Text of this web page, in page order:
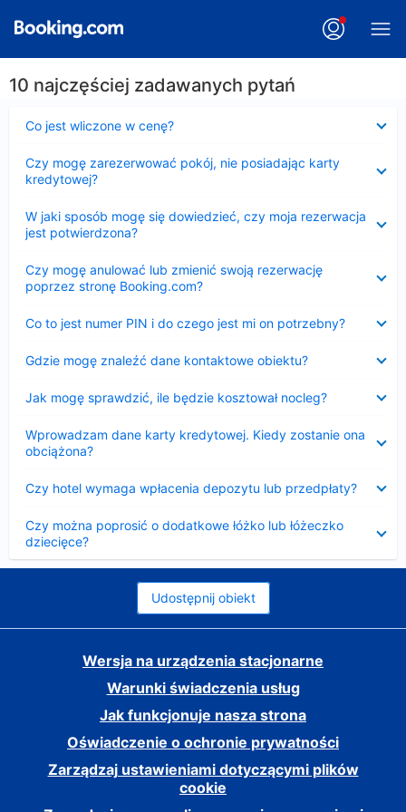
10 najczęściej zadawanych pytań
Co jest wliczone w cenę?
Czy mogę zarezerwować pokój, nie posiadając karty
kredytowej?
W jaki sposób mogę się dowiedzieć, czy moja rezerwacja
jest potwierdzona?
Czy mogę anulować lub zmienić swoją rezerwację
poprzez stronę Booking.com?
Co to jest numer PIN i do czego jest mi on potrzebny?
Gdzie mogę znaleźć dane kontaktowe obiektu?
Jak mogę sprawdzić, ile będzie kosztował nocleg?
Wprowadzam dane karty kredytowej. Kiedy zostanie ona
obciążona?
Czy hotel wymaga wpłacenia depozytu lub przedpłaty?
Czy można poprosić o dodatkowe łóżko lub łóżeczko
dziecięce?
Udostępnij obiekt
Wersja na urządzenia stacjonarne
Warunki świadczenia usług
Jak funkcjonuje nasza strona
Oświadczenie o ochronie prywatności
Zarządzaj ustawieniami dotyczącymi plików
cookie